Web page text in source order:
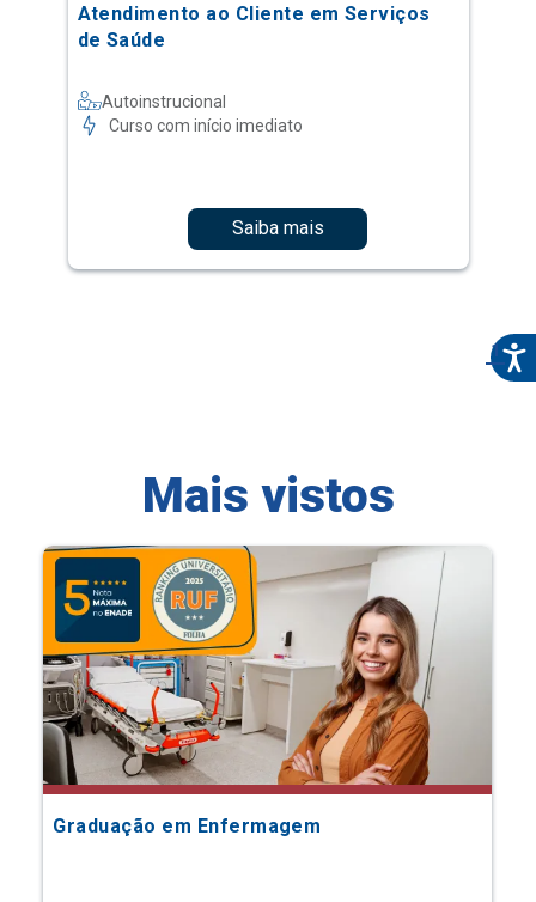
Atendimento ao Cliente em Serviços
de Saúde
Autoinstrucional
Curso com início imediato
Saiba mais
1
Mais vistos
Graduação em Enfermagem